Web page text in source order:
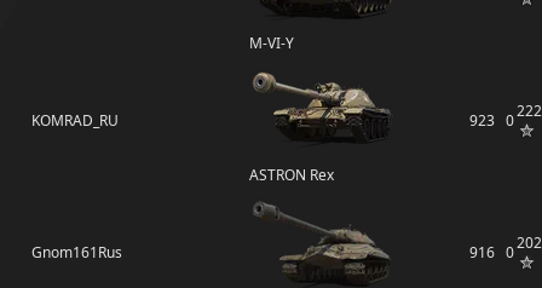
M-VI-Y
KOMRAD_RU
ASTRON Rex
923 0222
Gnom161Rus 916 0202